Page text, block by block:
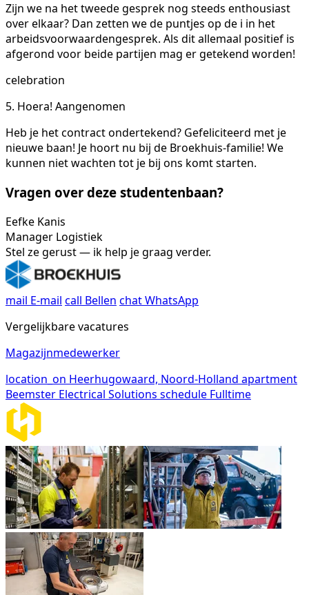
Zijn we na het tweede gesprek nog steeds enthousiast
over elkaar? Dan zetten we de puntjes op de i in het
arbeidsvoorwaardengesprek. Als dit allemaal positief is
afgerond voor beide partijen mag er getekend worden!
celebration
5. Hoera! Aangenomen
Heb je het contract ondertekend? Gefeliciteerd met je
nieuwe baan! Je hoort nu bij de Broekhuis-familie! We
kunnen niet wachten tot je bij ons komt starten.
Vragen over deze studentenbaan?
Eefke Kanis
Manager Logistiek
Stel ze gerust — ik help je graag verder.
mail E-mail call Bellen chatWhatsApp
Vergelijkbare vacatures
Magazijnmedewerker
location_on Heerhugowaard, Noord-Holland apartment
Beemster Electrical Solutions schedule Fulltime